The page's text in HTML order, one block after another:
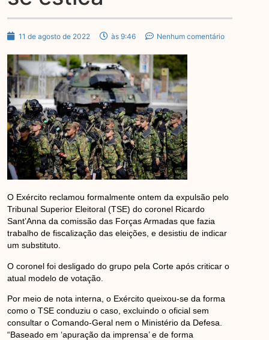
11 de agosto de 2022 às 9:46 Nenhum comentário
O Exército reclamou formalmente ontem da expulsão pelo
Tribunal Superior Eleitoral (TSE) do coronel Ricardo
Sant’Anna da comissão das Forças Armadas que fazia
trabalho de fiscalização das eleições, e desistiu de indicar
um substituto.
O coronel foi desligado do grupo pela Corte após criticar o
atual modelo de votação.
Por meio de nota interna, o Exército queixou-se da forma
como o TSE conduziu o caso, excluindo o oficial sem
consultar o Comando-Geral nem o Ministério da Defesa.
“Baseado em ‘apuração da imprensa’ e de forma